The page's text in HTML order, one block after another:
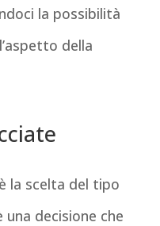
la possibilità
della
la scelta del tipo
decisione che